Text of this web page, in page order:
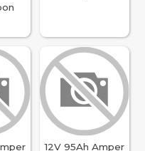
12V 95Ah Amper